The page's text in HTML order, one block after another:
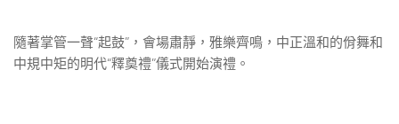
隨著掌管一聲“起鼓”，會場肅靜，雅樂齊鳴，中正溫和的佾舞和
中規中矩的明代“釋奠禮”儀式開始演禮。